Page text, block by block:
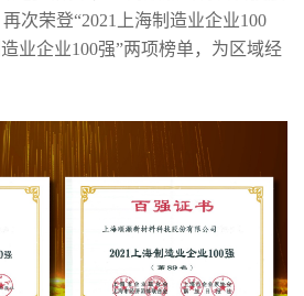
次荣登“2021上海制造业企业100
业企业100强”两项榜单，为区域经